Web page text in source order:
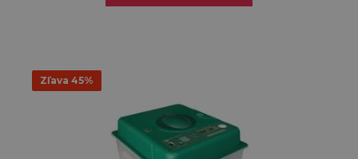
Zľava 45%